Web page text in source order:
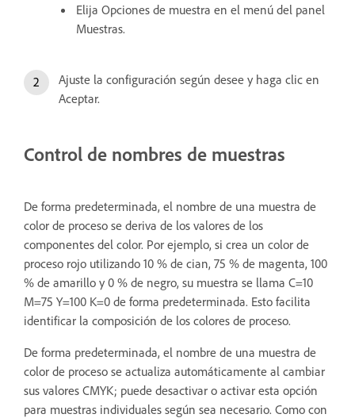
Elija Opciones de muestra en el menú del panel
Muestras.
Ajuste la configuración según desee y haga clic en
Aceptar.
Control de nombres de muestras
De forma predeterminada, el nombre de una muestra de
color de proceso se deriva de los valores de los
componentes del color. Por ejemplo, si crea un color de
proceso rojo utilizando 10 % de cian, 75 % de magenta, 100
% de amarillo y 0 % de negro, su muestra se llama C=10
M=75 Y=100 K=0 de forma predeterminada. Esto facilita
identificar la composición de los colores de proceso.
De forma predeterminada, el nombre de una muestra de
color de proceso se actualiza automáticamente al cambiar
sus valores CMYK; puede desactivar o activar esta opción
para muestras individuales según sea necesario. Como con